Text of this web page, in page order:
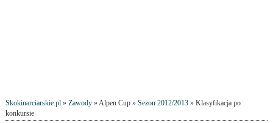
Skokinarciarskie.pl» Zawody» Alpen Cup » Sezon 2012/2013» Klasyfikacja po
konkursie